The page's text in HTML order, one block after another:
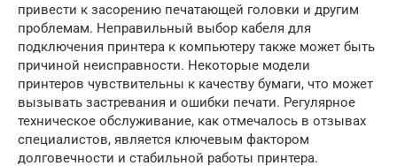
привести к засорению печатающей головки и другим
проблемам. Неправильный выбор кабеля для
подключения принтера к компьютеру также может быть
причиной неисправности. Некоторые модели
принтеров чувствительны к качеству бумаги, что может
вызывать застревания и ошибки печати. Регулярное
техническое обслуживание, как отмечалось в отзывах
специалистов, является ключевым фактором
долговечности и стабильной работы принтера.